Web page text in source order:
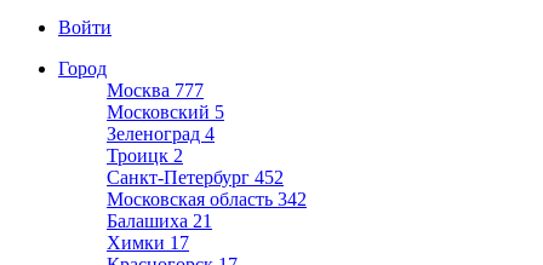
Войти
Город
Москва 777
Московский 5
Зеленоград 4
Троицк 2
Санкт-Петербург 452
Московская область 342
Балашиха 21
Химки 17